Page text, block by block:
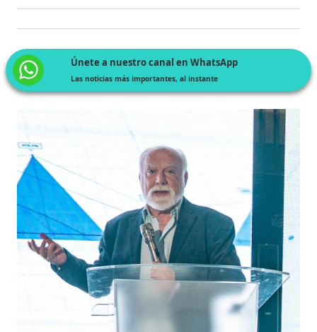
Únete a nuestro canal en WhatsApp
Las noticias más importantes, al instante